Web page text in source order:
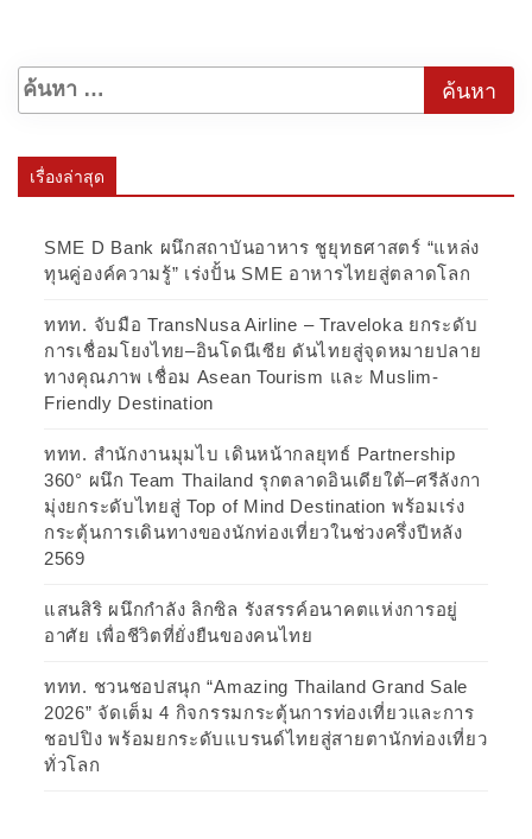
เรื่องล่าสุด
SME D Bank ผนึกสถาบันอาหาร ชูยุทธศาสตร์ “แหล่ง
ทุนคู่องค์ความรู้” เร่งปั้น SME อาหารไทยสู่ตลาดโลก
ททท. จับมือ TransNusa Airline – Traveloka ยกระดับ
การเชื่อมโยงไทย–อินโดนีเซีย ดันไทยสู่จุดหมายปลาย
ทางคุณภาพ เชื่อม Asean Tourism และ Muslim-
Friendly Destination
ททท. สำนักงานมุมไบ เดินหน้ากลยุทธ์ Partnership
360° ผนึก Team Thailand รุกตลาดอินเดียใต้–ศรีลังกา
มุ่งยกระดับไทยสู่ Top of Mind Destination พร้อมเร่ง
กระตุ้นการเดินทางของนักท่องเที่ยวในช่วงครึ่งปีหลัง
2569
แสนสิริ ผนึกกำลัง ลิกซิล รังสรรค์อนาคตแห่งการอยู่
อาศัย เพื่อชีวิตที่ยั่งยืนของคนไทย
ททท. ชวนชอปสนุก “Amazing Thailand Grand Sale
2026” จัดเต็ม 4 กิจกรรมกระตุ้นการท่องเที่ยวและการ
ชอปปิง พร้อมยกระดับแบรนด์ไทยสู่สายตานักท่องเที่ยว
ทั่วโลก